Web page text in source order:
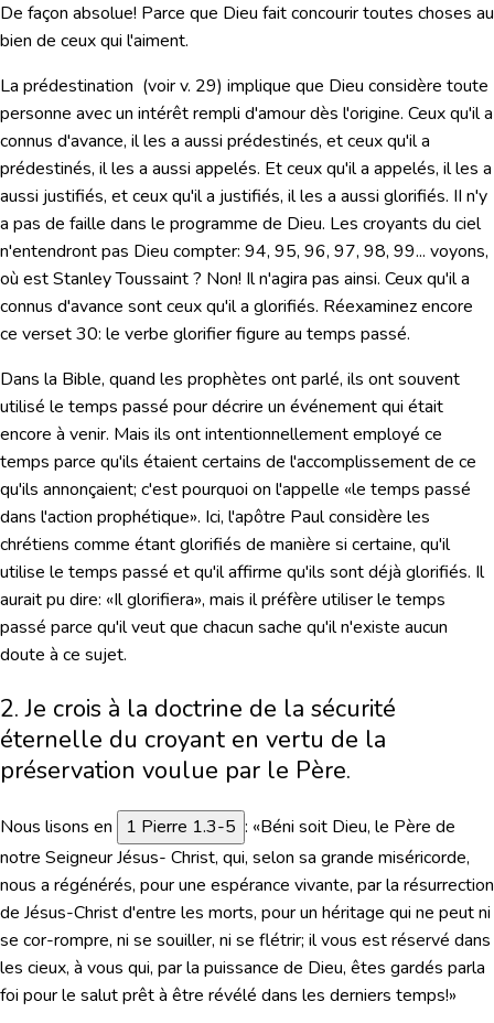
De façon absolue! Parce que Dieu fait concourir toutes choses au
bien de ceux qui l'aiment.
La prédestination (voir v. 29) implique que Dieu considère toute
personne avec un intérêt rempli d'amour dès l'origine. Ceux qu'il a
connus d'avance, il les a aussi prédestinés, et ceux qu'il a
prédestinés, il les a aussi appelés. Et ceux qu'il a appelés, il les a
aussi justifiés, et ceux qu'il a justifiés, il les a aussi glorifiés. II n'y
a pas de faille dans le programme de Dieu. Les croyants du ciel
n'entendront pas Dieu compter: 94, 95, 96, 97, 98, 99... voyons,
où est Stanley Toussaint ? Non! Il n'agira pas ainsi. Ceux qu'il a
connus d'avance sont ceux qu'il a glorifiés. Réexaminez encore
ce verset 30: le verbe glorifier figure au temps passé.
Dans la Bible, quand les prophètes ont parlé, ils ont souvent
utilisé le temps passé pour décrire un événement qui était
encore à venir. Mais ils ont intentionnellement employé ce
temps parce qu'ils étaient certains de l'accomplissement de ce
qu'ils annonçaient; c'est pourquoi on l'appelle «le temps passé
dans l'action prophétique». Ici, l'apôtre Paul considère les
chrétiens comme étant glorifiés de manière si certaine, qu'il
utilise le temps passé et qu'il affirme qu'ils sont déjà glorifiés. Il
aurait pu dire: «Il glorifiera», mais il préfère utiliser le temps
passé parce qu'il veut que chacun sache qu'il n'existe aucun
doute à ce sujet.
2. Je crois à la doctrine de la sécurité
éternelle du croyant en vertu de la
préservation voulue par le Père.
Nous lisons en 1 Pierre 1.3-5 : «Béni soit Dieu, le Père de
notre Seigneur Jésus- Christ, qui, selon sa grande miséricorde,
nous a régénérés, pour une espérance vivante, par la résurrection
de Jésus-Christ d'entre les morts, pour un héritage qui ne peut ni
se cor-rompre, ni se souiller, ni se flétrir; il vous est réservé dans
les cieux, à vous qui, par la puissance de Dieu, êtes gardés parla
foi pour le salut prêt à être révélé dans les derniers temps!»